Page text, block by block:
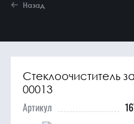
Агрегаты в
сборе
Гидравлика и
трансмиссия
Назад
Стеклоочиститель
00013
Артикул